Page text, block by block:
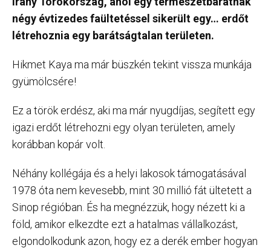
négy évtizedes faültetéssel sikerült egy… erdőt
létrehoznia egy barátságtalan területen.
Hikmet Kaya ma már büszkén tekint vissza munkája
gyümölcsére!
Ez a török erdész, aki ma már nyugdíjas, segített egy
igazi erdőt létrehozni egy olyan területen, amely
korábban kopár volt.
Néhány kollégája és a helyi lakosok támogatásával
1978 óta nem kevesebb, mint 30 millió fát ültetett a
Sinop régióban. És ha megnézzük, hogy nézett ki a
föld, amikor elkezdte ezt a hatalmas vállalkozást,
elgondolkodunk azon, hogy ez a derék ember hogyan